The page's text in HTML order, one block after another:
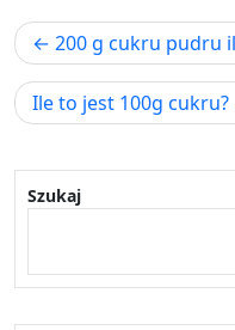
Nawigacja
wpisu
200 g cukru pudru
Ile to jest 100g cukru?
Szukaj